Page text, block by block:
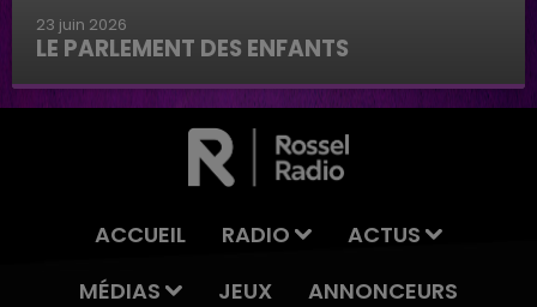
23 juin 2026
LE PARLEMENT DES ENFANTS
Le parlement des enfants
ACCUEIL RADIO
ACTUS
MÉDIAS
JEUX ANNONCEURS